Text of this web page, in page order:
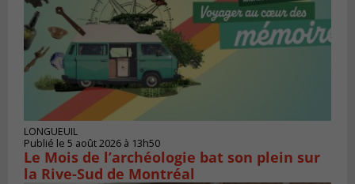
LONGUEUIL
Publié le 5 août 2026 à 13h50
Le Mois de l’archéologie bat son plein sur
la Rive-Sud de Montréal